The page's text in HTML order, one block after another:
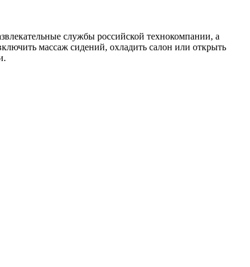
службы российской технокомпании, а
массаж сидений, охладить салон или открыть